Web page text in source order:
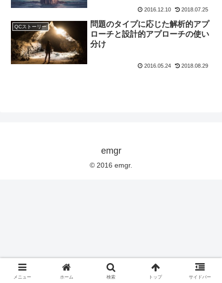
2016.12.10 2018.07.25
QCストーリー
問題のタイプに応じた解析的アプ
ローチと設計的アプローチの使い
分け
2016.05.24 2018.08.29
emgr
© 2016 emgr.
メニュー ホーム 検索 トップ サイドバー